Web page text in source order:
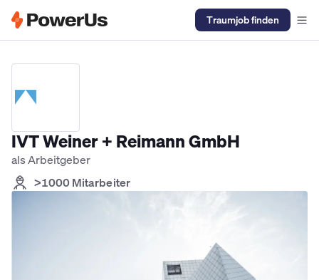
Traumjob finden
IVT Weiner + Reimann GmbH
als Arbeitgeber
>1000 Mitarbeiter